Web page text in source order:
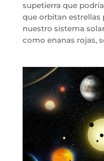
supetierra que
que orbitan estrellas
nuestro sistema
como enanas rojas,